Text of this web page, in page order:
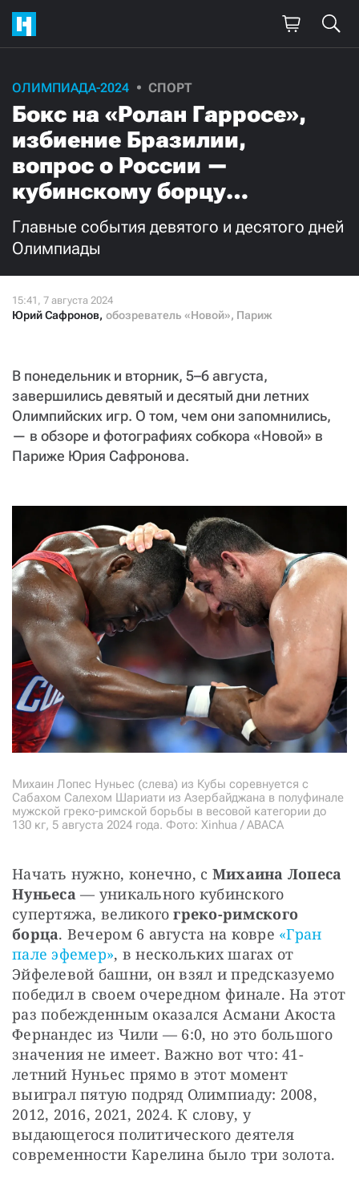
ОЛИМПИАДА-2024 СПОРТ
Бокс на «Ролан Гарросе»,
избиение Бразилии,
вопрос о России —
кубинскому борцу…
Главные события девятого и десятого дней
Олимпиады
Юрий Сафронов, обозреватель «Новой», Париж
В понедельник и вторник, 5–6 августа,
завершились девятый и десятый дни летних
Олимпийских игр. О том, чем они запомнились,
— в обзоре и фотографиях собкора «Новой» в
Париже Юрия Сафронова.
Михаин Лопес Нуньес (слева) из Кубы соревнуется с
Сабахом Салехом Шариати из Азербайджана в полуфинале
мужской греко-римской борьбы в весовой категории до
130 кг, 5 августа 2024 года. Фото: Xinhua / ABACA
Начать нужно, конечно, с Михаина Лопеса
Нуньеса — уникального кубинского
супертяжа, великого греко-римского
борца. Вечером 6 августа на ковре «Гран
пале эфемер», в нескольких шагах от
Эйфелевой башни, он взял и предсказуемо
победил в своем очередном финале. На этот
раз побежденным оказался Асмани Акоста
Фернандес из Чили — 6:0, но это большого
значения не имеет. Важно вот что: 41-
летний Нуньес прямо в этот момент
выиграл пятую подряд Олимпиаду: 2008,
2012, 2016, 2021, 2024. К слову, у
выдающегося политического деятеля
современности Карелина было три золота.
Поддержите
нашу работу!
Ежемесячно Разово
3000 1000
500 300
Нажимая кнопку «Стать соучастником»,
ПОДЕЛИТЬСЯ С ДРУЗЬЯМИ
Если у вас есть вопросы, пишите donate@novayagazeta.ruили
+7 (929) 612-03-68